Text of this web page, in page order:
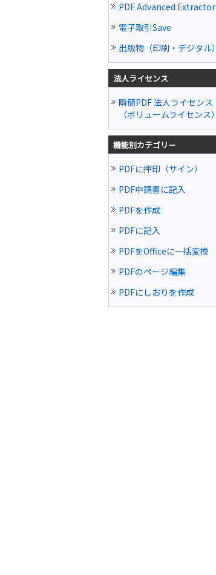
PDF Advanced Extractor
電子取引Save
出版物（印刷・デジタル）
法人ライセンス
瞬簡PDF 法人ライセンス
（ボリュームライセンス）
機能別カテゴリ－
PDFに押印（サイン）
PDF申請書に記入
PDFを作成
PDFに記入
PDFをOfficeに一括変換
PDFのページ編集
PDFにしおりを作成